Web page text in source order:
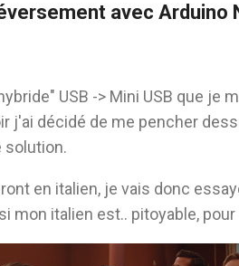
avec Arduino
USB -> Mini USB que je
j'ai décidé de me pencher
solution.
en italien, je vais donc
mon italien est.. pitoyable,